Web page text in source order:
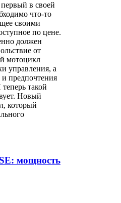
в своей
что-то
своими
по цене.
должен
от
мотоцикл
управления, а
предпочтения
такой
Новый
который
мощность